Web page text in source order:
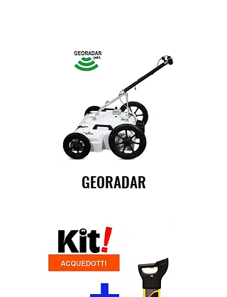
GEORADAR